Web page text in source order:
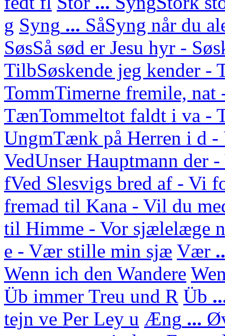
g Syng ... SåSyng når du
SøsSå sød er Jesu hyr -
TilbSøskende jeg kender -
TommTimerne fremile,
TænTommeltot faldt i va -
UngmTænk på Herren i d -
VedUnser Hauptmann der
fVed Slesvigs bred af - Vi
fremad til Kana - Vil du
til Himme - Vor sjælelæge
e - Vær stille min sjæ Vær
Wenn ich den Wandere
Üb immer Treu und R Üb
tejn ve Per Ley u Æng ...